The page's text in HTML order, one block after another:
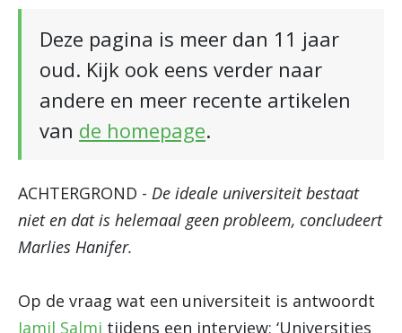
Deze pagina is meer dan 11 jaar
oud. Kijk ook eens verder naar
andere en meer recente artikelen
van de homepage.
ACHTERGROND - De ideale universiteit bestaat
niet en dat is helemaal geen probleem, concludeert
Marlies Hanifer.
Op de vraag wat een universiteit is antwoordt
Jamil Salmi tijdens een interview: ‘Universities